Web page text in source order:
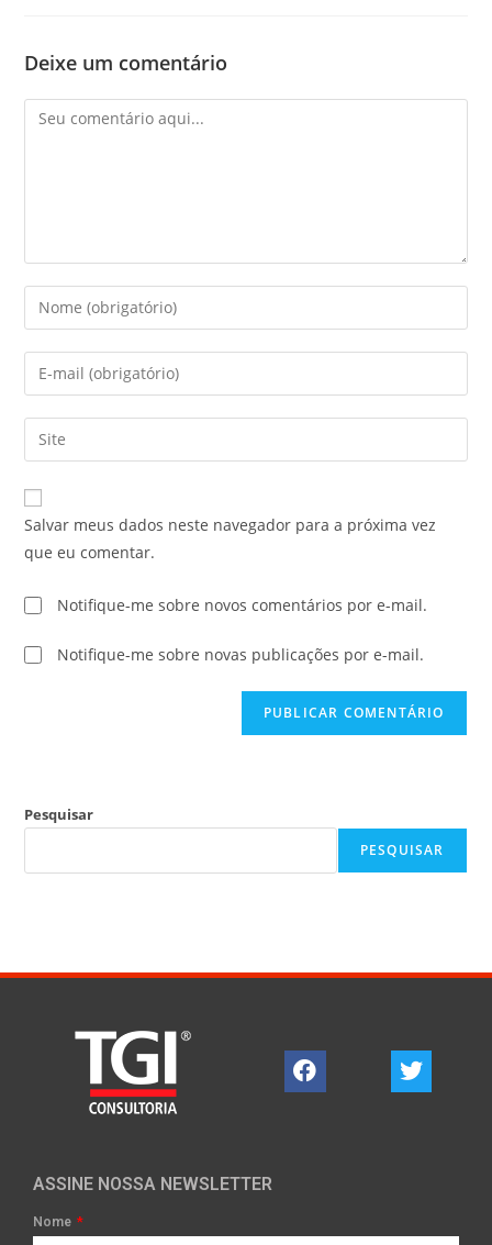
Deixe um comentário
Salvar meus dados neste navegador para a próxima vez
que eu comentar.
Notifique-me sobre novos comentários por e-mail.
Notifique-me sobre novas publicações por e-mail.
Pesquisar
PESQUISAR
ASSINE NOSSA NEWSLETTER
Nome